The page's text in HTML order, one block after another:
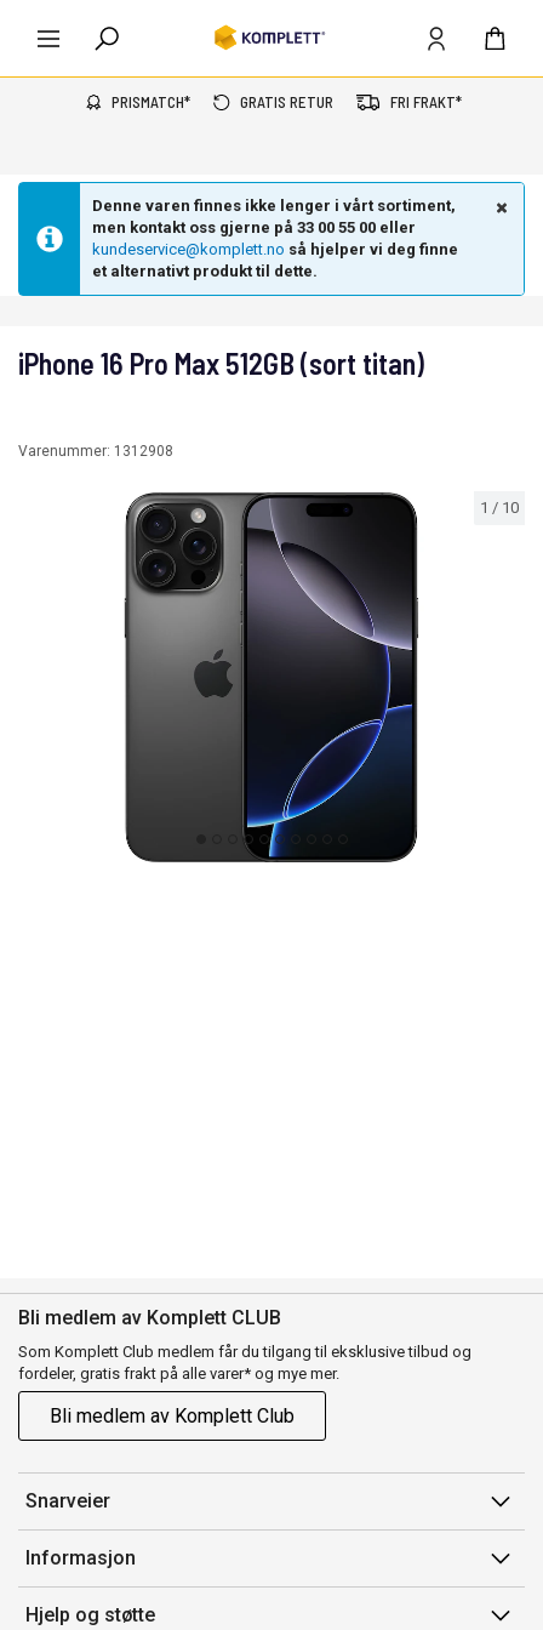
PRISMATCH* GRATIS RETUR FRI FRAKT*
Denne varen finnes ikke lenger i vårt sortiment,
men kontakt oss gjerne på 33 00 55 00 eller
kundeservice@komplett.no så hjelper vi deg finne
et alternativt produkt til dette.
1 / 10
iPhone 16 Pro Max 512GB (sort titan)
Varenummer: 1312908
Bli medlem av Komplett CLUB
Som Komplett Club medlem får du tilgang til eksklusive tilbud og
fordeler, gratis frakt på alle varer* og mye mer.
Bli medlem av Komplett Club
Snarveier
Min side
Ordreoversikt
Flex
Informasjon
Salgsbetingelser
Hjelp og støtte